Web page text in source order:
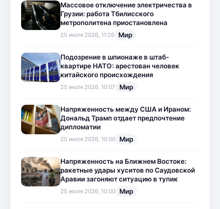
Массовое отключение электричества в
Грузии: работа Тбилисского
метрополитена приостановлена
25 июля 2026, 11:26 Мир
Подозрение в шпионаже в штаб-
квартире НАТО: арестован человек
китайского происхождения
25 июля 2026, 10:07 Мир
Напряженность между США и Ираном:
Дональд Трамп отдает предпочтение
дипломатии
25 июля 2026, 10:00 Мир
Напряженность на Ближнем Востоке:
ракетные удары хуситов по Саудовской
Аравии загоняют ситуацию в тупик
25 июля 2026, 10:00 Мир